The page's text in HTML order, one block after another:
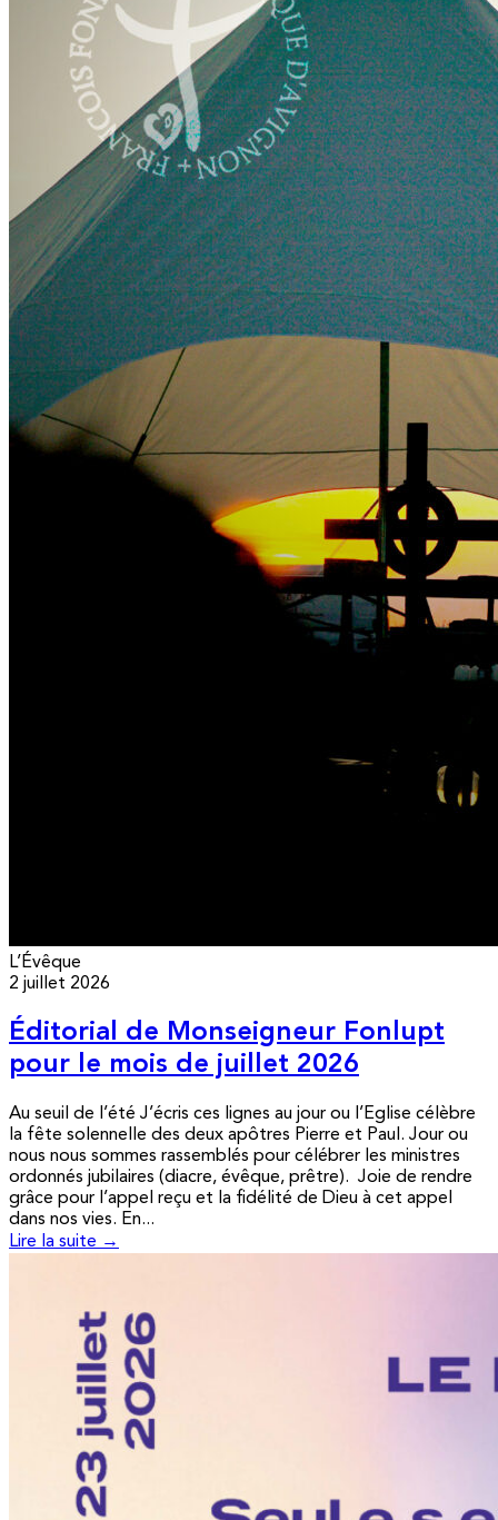
L’Évêque
2 juillet 2026
Éditorial de Monseigneur Fonlupt
pour le mois de juillet 2026
Au seuil de l’été J’écris ces lignes au jour ou l’Eglise célèbre
la fête solennelle des deux apôtres Pierre et Paul. Jour ou
nous nous sommes rassemblés pour célébrer les ministres
ordonnés jubilaires (diacre, évêque, prêtre). Joie de rendre
grâce pour l’appel reçu et la fidélité de Dieu à cet appel
dans nos vies. En...
Lire la suite →